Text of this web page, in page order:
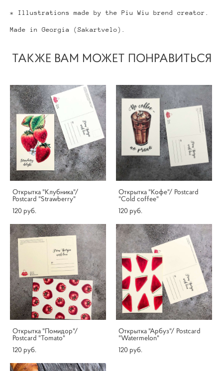
* Illustrations made by the Piu Wiu brend creator.
Made in Georgia (Sakartvelo).
ТАКЖЕ ВАМ МОЖЕТ ПОНРАВИТЬСЯ
Открытка "Клубника"/
Postcard "Strawberry"
120 pуб.
Открытка "Кофе"/ Postcard
"Cold coffee"
120 pуб.
Открытка "Помидор"/
Postcard "Tomato"
120 pуб.
Открытка "Арбуз"/ Postcard
"Watermelon"
120 pуб.